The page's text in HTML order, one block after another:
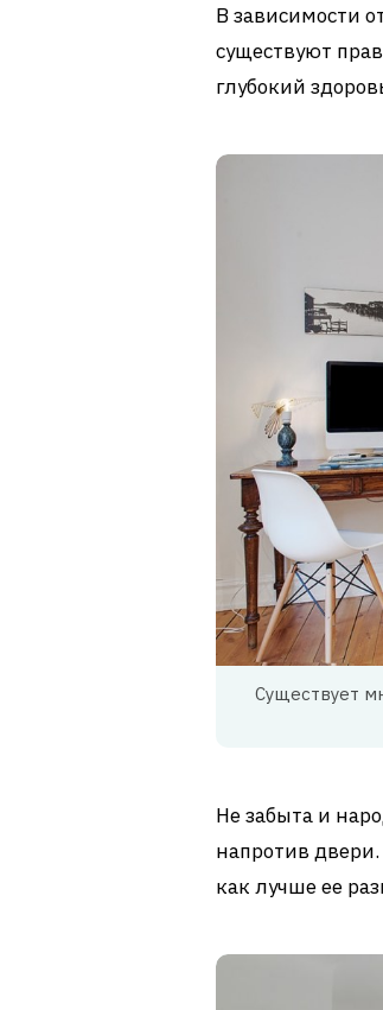
В зависимости
существуют
глубокий
Существует
Не забыта и
напротив двери.
как лучше ее